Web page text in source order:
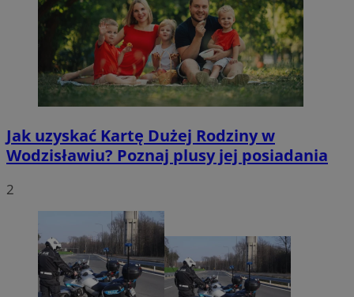
Jak uzyskać Kartę Dużej Rodziny w
Wodzisławiu? Poznaj plusy jej posiadania
2